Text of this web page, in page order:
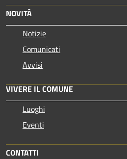
NOVITÀ
Notizie
Comunicati
Avvisi
VIVERE IL COMUNE
Luoghi
Eventi
CONTATTI